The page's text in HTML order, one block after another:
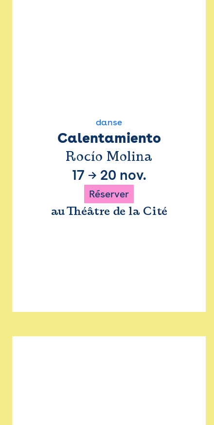
danse
Calentamiento
Rocío Molina
17 → 20 nov.
Réserver
au Théâtre de la Cité